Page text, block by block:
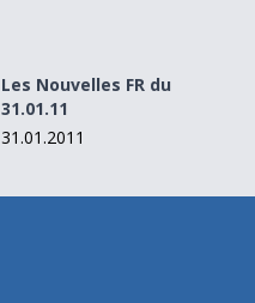
Les Nouvelles FR du
31.01.11
31.01.2011